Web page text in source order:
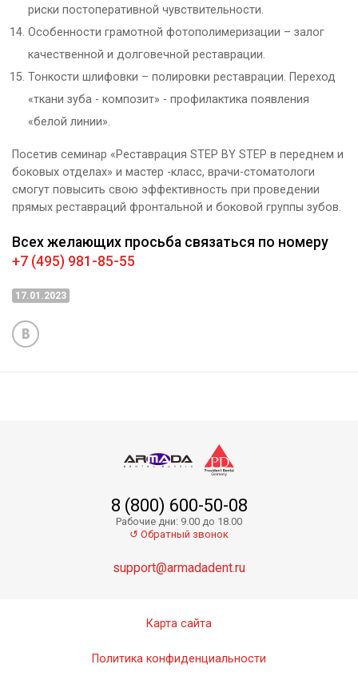
риски постоперативной чувствительности.
Особенности грамотной фотополимеризации – залог
качественной и долговечной реставрации.
Тонкости шлифовки – полировки реставрации. Переход
«ткани зуба - композит» - профилактика появления
«белой линии».
Посетив семинар «Реставрация STEP BY STEP в переднем и
боковых отделах» и мастер -класс, врачи-стоматологи
смогут повысить свою эффективность при проведении
прямых реставраций фронтальной и боковой группы зубов.
Всех желающих просьба связаться по номеру
+7 (495) 981-85-55
17.01.2023
8 (800) 600-50-08
Рабочие дни: 9.00 до 18.00
↺ Обратный звонок
support@armadadent.ru
Карта сайта
Политика конфиденциальности